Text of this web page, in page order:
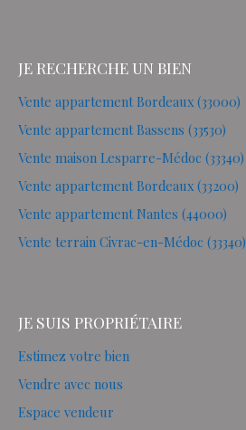
JE RECHERCHE UN BIEN
Vente appartement Bordeaux (33000)
Vente appartement Bassens (33530)
Vente maison Lesparre-Médoc (33340)
Vente appartement Bordeaux (33200)
Vente appartement Nantes (44000)
Vente terrain Civrac-en-Médoc (33340)
JE SUIS PROPRIÉTAIRE
Estimez votre bien
Vendre avec nous
Espace vendeur